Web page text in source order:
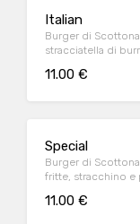
Italian
Burger di
stracciatella di
11.00 €
Special
Burger di
fritte, stracchino e
11.00 €